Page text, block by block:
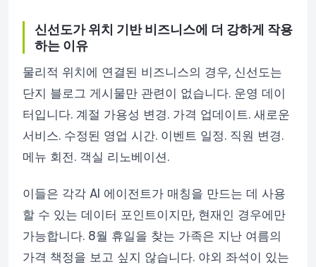
신선도가 위치 기반 비즈니스에 더 강하게 작용
하는 이유
물리적 위치에 연결된 비즈니스의 경우, 신선도는
단지 블로그 게시물만 관련이 없습니다. 운영 데이
터입니다. 계절 가용성 변경. 가격 업데이트. 새로운
서비스. 수정된 영업 시간. 이벤트 일정. 직원 변경.
메뉴 회전. 객실 리노베이션.
이들은 각각 AI 에이전트가 매칭을 만드는 데 사용
할 수 있는 데이터 포인트이지만, 현재인 경우에만
가능합니다. 8월 휴일을 찾는 가족은 지난 여름의
가격 책정을 보고 싶지 않습니다. 야외 좌석이 있는